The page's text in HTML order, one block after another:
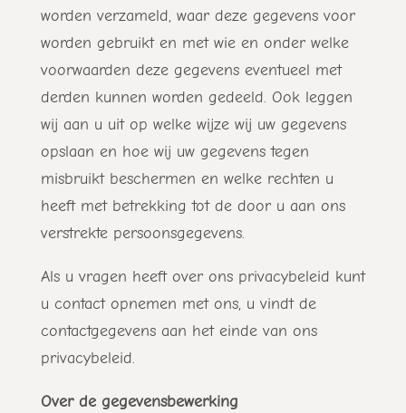
worden verzameld, waar deze gegevens voor
worden gebruikt en met wie en onder welke
voorwaarden deze gegevens eventueel met
derden kunnen worden gedeeld. Ook leggen
wij aan u uit op welke wijze wij uw gegevens
opslaan en hoe wij uw gegevens tegen
misbruikt beschermen en welke rechten u
heeft met betrekking tot de door u aan ons
verstrekte persoonsgegevens.
Als u vragen heeft over ons privacybeleid kunt
u contact opnemen met ons, u vindt de
contactgegevens aan het einde van ons
privacybeleid.
Over de gegevensbewerking